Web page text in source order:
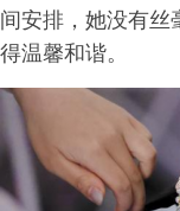
间安排，她没有丝
得温馨和谐。